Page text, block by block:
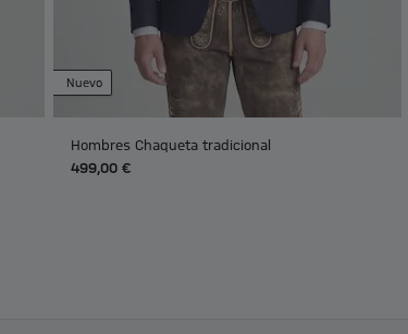
Nuevo
Hombres Chaqueta tradicional
499,00 €